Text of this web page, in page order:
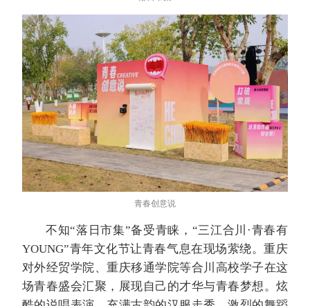
青春创意说
不知“落日市集”备受青睐，“三江合川·青春有
YOUNG”青年文化节让青春气息在现场萦绕。重庆
对外经贸学院、重庆移通学院等合川高校学子在这
场青春盛会汇聚，展现自己的才华与青春梦想。炫